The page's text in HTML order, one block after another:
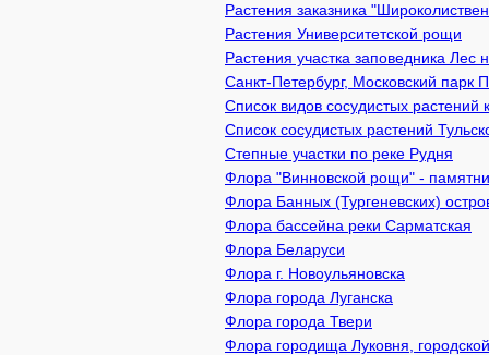
Растения заказника
Растения Университетской рощи
Растения участка заповедника Лес
Санкт-Петербург, Московский парк
Список видов сосудистых
Список сосудистых растений
Степные участки по реке Рудня
Флора "Винновской рощи" -
Флора Банных (Тургеневских)
Флора бассейна реки Сарматская
Флора Беларуси
Флора г. Новоульяновска
Флора города Луганска
Флора города Твери
Флора городища Луковня,